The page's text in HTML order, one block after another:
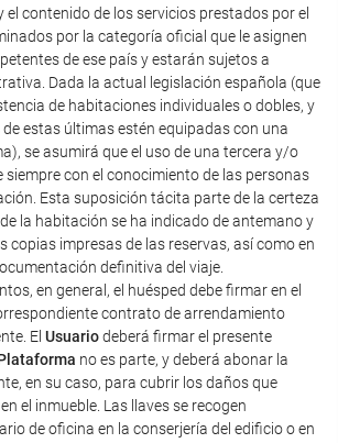
el contenido de los servicios prestados por el
por la categoría oficial que le asignen
de ese país y estarán sujetos a
Dada la actual legislación española (que
de habitaciones individuales o dobles, y
estas últimas estén equipadas con una
se asumirá que el uso de una tercera y/o
siempre con el conocimiento de las personas
Esta suposición tácita parte de la certeza
la habitación se ha indicado de antemano y
copias impresas de las reservas, así como en
definitiva del viaje.
en general, el huésped debe firmar en el
contrato de arrendamiento
El Usuariodeberá firmar el presente
no es parte, y deberá abonar la
en su caso, para cubrir los daños que
el inmueble. Las llaves se recogen
de oficina en la conserjería del edificio o en